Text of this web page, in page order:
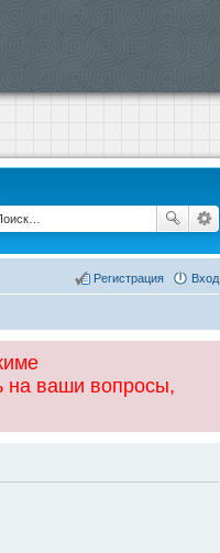
Вход
Регистрация
на ваши вопросы,